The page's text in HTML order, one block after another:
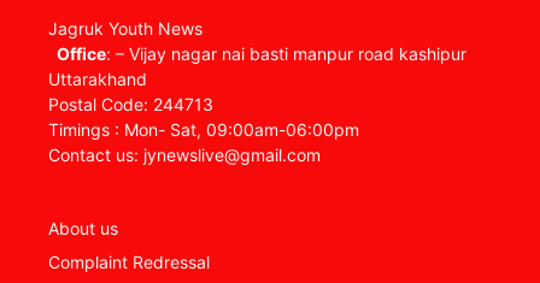
Jagruk Youth News
Office: – Vijay nagar nai basti manpur road kashipur
Uttarakhand
Postal Code: 244713
Timings : Mon- Sat, 09:00am-06:00pm
Contact us: jynewslive@gmail.com
About us
Complaint Redressal